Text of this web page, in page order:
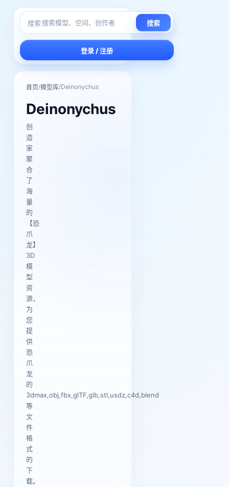
搜索 搜索
登录 / 注册
首页/模型库/Deinonychus
Deinonychus
创
造
家
聚
合
了
海
量
的
【恐
爪
龙】
3D
模
型
资
源，
为
您
提
供
恐
爪
龙
的
3dmax,obj,fbx,glTF,glb,stl,usdz,c4d,blend
等
文
件
格
式
的
下
载。